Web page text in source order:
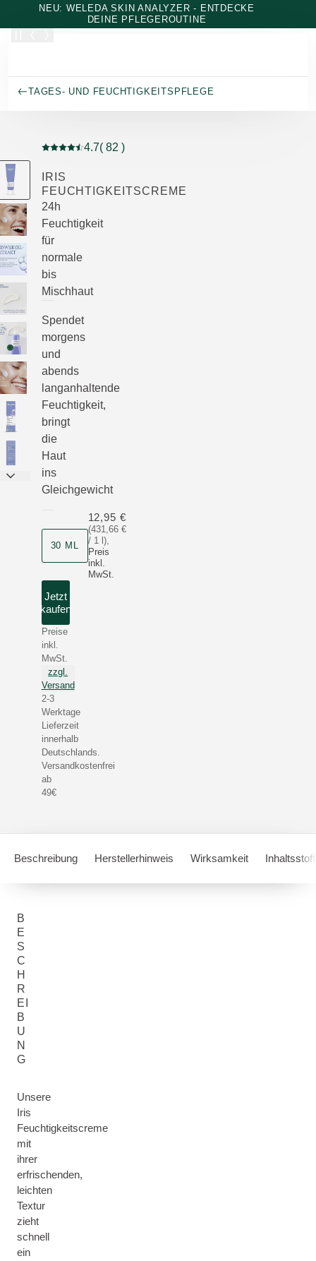
Zum Hauptinhalt wechseln
NEU: WELEDA SKIN ANALYZER - ENTDECKE
DEINE PFLEGEROUTINE
TAGES- UND FEUCHTIGKEITSPFLEGE
Aktuelle Bewertung: 4.7 von 5 Sternen bewertet von
4.7( 82 )
IRIS
FEUCHTIGKEITSCREME
24h
Feuchtigkeit
für
normale
bis
Mischhaut
Spendet
morgens
und
abends
langanhaltende
Feuchtigkeit,
bringt
die
Haut
ins
Gleichgewicht
30 ML
(431,66 €
/ 1 l),
Preis
inkl.
MwSt.
12,95 €
Jetzt
kaufen
Preise
inkl.
MwSt.
zzgl.
Versand
2-3
Werktage
Lieferzeit
innerhalb
Deutschlands.
Versandkostenfrei
ab
49€
Beschreibung Herstellerhinweis Wirksamkeit
B
E
S
C
H
R
EI
B
U
N
G
Unsere
Iris
Feuchtigkeitscreme
mit
ihrer
erfrischenden,
leichten
Textur
zieht
schnell
ein